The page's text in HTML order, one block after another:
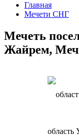
Главная
Мечети СНГ
Мечеть
Жайрем,
область